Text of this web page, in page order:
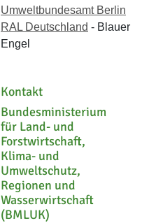
Umweltbundesamt Berlin
RAL Deutschland - Blauer
Engel
Kontakt
Bundesministerium
für Land- und
Forstwirtschaft,
Klima- und
Umweltschutz,
Regionen und
Wasserwirtschaft
(BMLUK)